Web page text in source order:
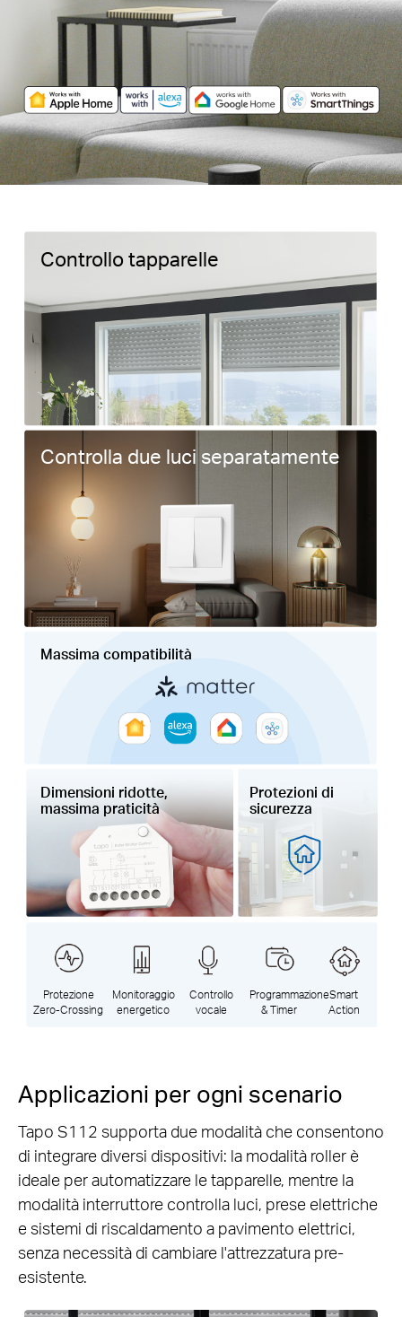
Controllo tapparelle
Controlla due luci separatamente
Protezione
Zero-Crossing
Monitoraggio
energetico
Controllo
vocale
Programmazione
& Timer
Smart
Action
Massima compatibilità
Dimensioni ridotte,
massima praticità
Protezioni di
sicurezza
Applicazioni per ogni scenario
Tapo S112 supporta due modalità che consentono
di integrare diversi dispositivi: la modalità roller è
ideale per automatizzare le tapparelle, mentre la
modalità interruttore controlla luci, prese elettriche
e sistemi di riscaldamento a pavimento elettrici,
senza necessità di cambiare l'attrezzatura pre-
esistente.